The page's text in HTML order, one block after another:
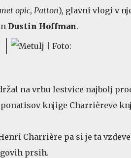
opic, Patton), glavni vlogi v
Dustin Hoffman.
na vrhu lestvice najbolj
knjige Charrièreve
Charrière pa si je ta
prsih.